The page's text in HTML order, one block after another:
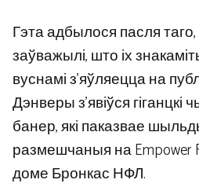
Гэта адбылося пасля
заўважылі, што іх
вуснамі з’яўляецца на
Дэнверы з’явіўся
банер, які паказвае
размешчаныя на Empower
доме Бронкас НФЛ.